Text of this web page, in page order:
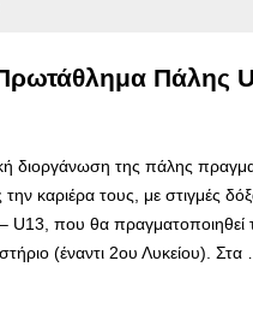
Πάλης
διοργάνωση της πάλης
καριέρα τους, με στιγμές
που θα πραγματοποιηθεί
(έναντι 2ου Λυκείου). Στα …